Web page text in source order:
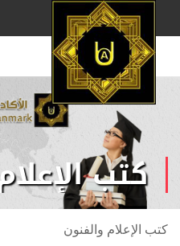
كتب
كتب الإعلام والفنون